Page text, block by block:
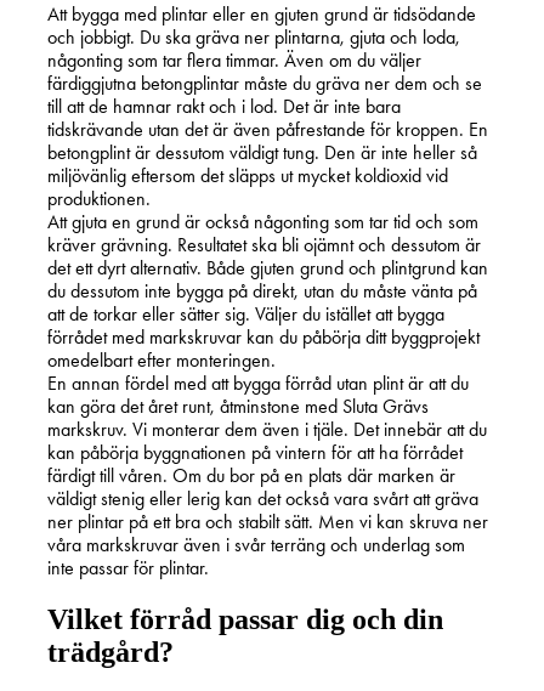
Att bygga med plintar eller en gjuten grund är tidsödande
och jobbigt. Du ska gräva ner plintarna, gjuta och loda,
någonting som tar flera timmar. Även om du väljer
färdiggjutna betongplintar måste du gräva ner dem och se
till att de hamnar rakt och i lod. Det är inte bara
tidskrävande utan det är även påfrestande för kroppen. En
betongplint är dessutom väldigt tung. Den är inte heller så
miljövänlig eftersom det släpps ut mycket koldioxid vid
produktionen.
Att gjuta en grund är också någonting som tar tid och som
kräver grävning. Resultatet ska bli ojämnt och dessutom är
det ett dyrt alternativ. Både gjuten grund och plintgrund kan
du dessutom inte bygga på direkt, utan du måste vänta på
att de torkar eller sätter sig. Väljer du istället att bygga
förrådet med markskruvar kan du påbörja ditt byggprojekt
omedelbart efter monteringen.
En annan fördel med att bygga förråd utan plint är att du
kan göra det året runt, åtminstone med Sluta Grävs
markskruv. Vi monterar dem även i tjäle. Det innebär att du
kan påbörja byggnationen på vintern för att ha förrådet
färdigt till våren. Om du bor på en plats där marken är
väldigt stenig eller lerig kan det också vara svårt att gräva
ner plintar på ett bra och stabilt sätt. Men vi kan skruva ner
våra markskruvar även i svår terräng och underlag som
inte passar för plintar.
Vilket förråd passar dig och din
trädgård?